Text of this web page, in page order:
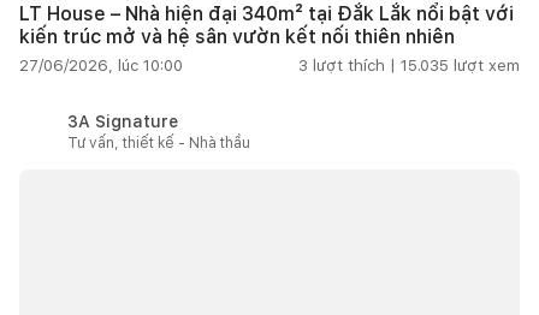
LT House – Nhà hiện đại 340m² tại Đắk Lắk nổi bật với
kiến trúc mở và hệ sân vườn kết nối thiên nhiên
27/06/2026, lúc 10:00 3 lượt thích | 15.035 lượt xem
3A Signature
Tư vấn, thiết kế - Nhà thầu